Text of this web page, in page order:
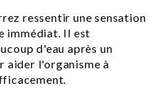
ressentir une sensation
immédiat. Il est
d'eau après un
aider l'organisme à